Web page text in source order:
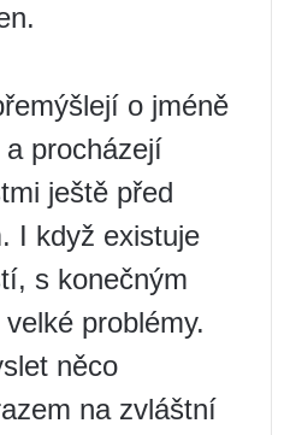
o jméně
procházejí
ještě před
I když existuje
s konečným
problémy.
něco
na zvláštní